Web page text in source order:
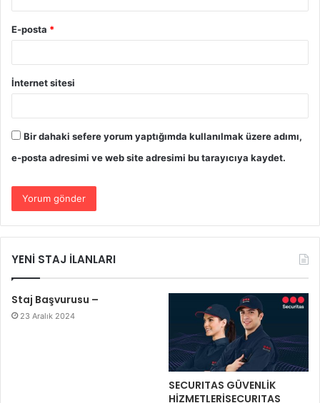
E-posta *
İnternet sitesi
Bir dahaki sefere yorum yaptığımda kullanılmak üzere adımı,
e-posta adresimi ve web site adresimi bu tarayıcıya kaydet.
YENİ STAJ İLANLARI
Staj Başvurusu –
23 Aralık 2024
SECURITAS GÜVENLİK
HİZMETLERİSECURITAS